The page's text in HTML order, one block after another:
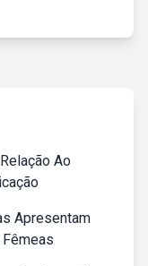
Ao
Apresentam